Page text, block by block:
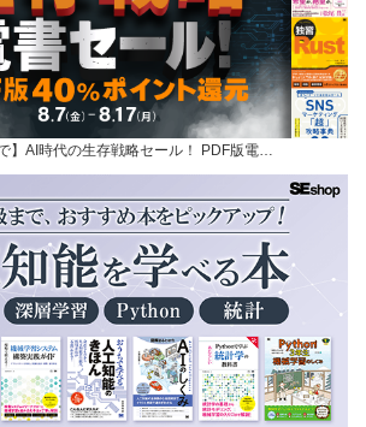
】AI時代の生存戦略セール！ PDF版電…